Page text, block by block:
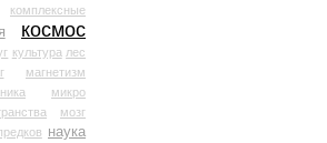
комплексные
космос
культура лес
магнетизм
микро
мозг
наука